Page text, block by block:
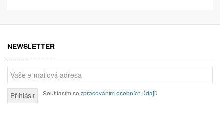
NEWSLETTER
Přihlásit Souhlasím se zpracováním osobních údajů